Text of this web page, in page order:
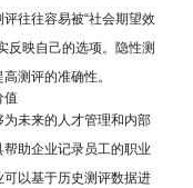
往往容易被“社会期望效
反映自己的选项。隐性测
测评的准确性。
值
未来的人才管理和内部
助企业记录员工的职业
以基于历史测评数据进